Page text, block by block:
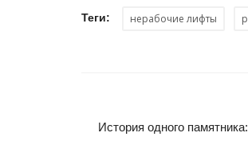
Теги: нерабочие лифты
История одного